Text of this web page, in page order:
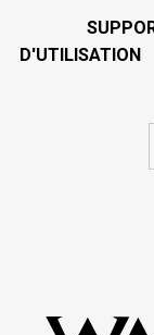
D'UTILISATION